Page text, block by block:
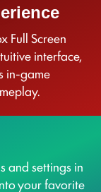
Full Screen
interface,
in-game
and settings in
your favorite